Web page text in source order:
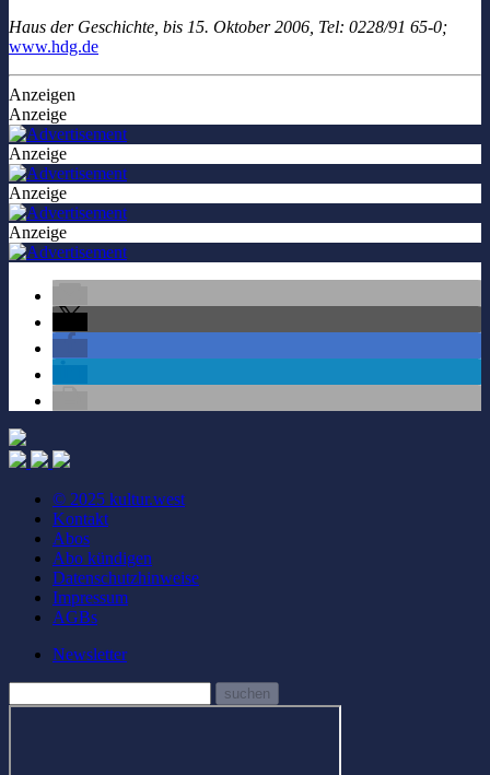
Haus der Geschichte, bis 15. Oktober 2006, Tel: 0228/91 65-0;
www.hdg.de
Anzeigen
Anzeige
Anzeige
Anzeige
Anzeige
© 2025 kultur.west
Kontakt
Abos
Abo kündigen
Datenschutzhinweise
Impressum
AGBs
Newsletter